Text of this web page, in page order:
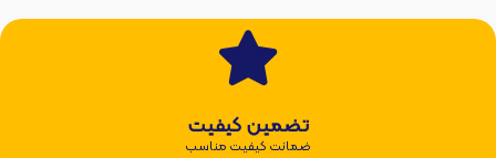
تضمین کیفیت
ضمانت کیفیت مناسب